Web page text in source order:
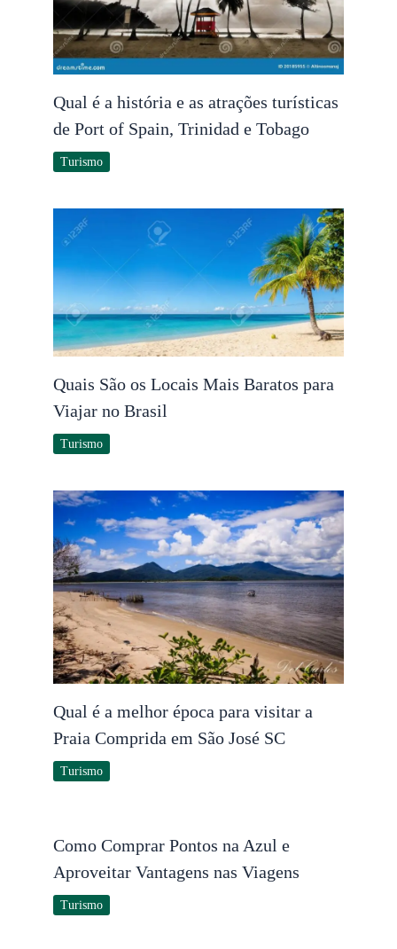
Qual é a história e as atrações turísticas
de Port of Spain, Trinidad e Tobago
Turismo
Quais São os Locais Mais Baratos para
Viajar no Brasil
Turismo
Qual é a melhor época para visitar a
Praia Comprida em São José SC
Turismo
Como Comprar Pontos na Azul e
Aproveitar Vantagens nas Viagens
Turismo